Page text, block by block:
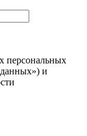
персональных
и